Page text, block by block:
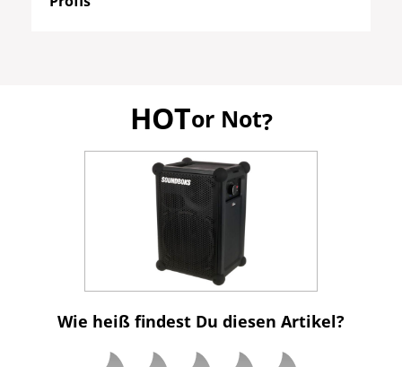
HOTor Not?
Wie heiß findest Du diesen Artikel?